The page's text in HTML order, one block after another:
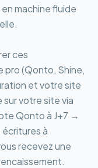
machine fluide
ces
(Qonto, Shine,
et votre site
sur votre site via
Qonto à J+7 →
à
recevez une